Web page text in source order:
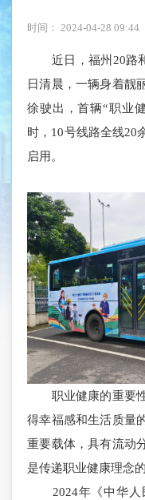
时间： 2024-04-28 09:44
近日，福州20路
日清晨，一辆身着靓
徐驶出，首辆“职业
时，10号线路全线20
启用。
职业健康的重要
得幸福感和生活质量
重要载体，具有流动
是传递职业健康理念
2024年《中华